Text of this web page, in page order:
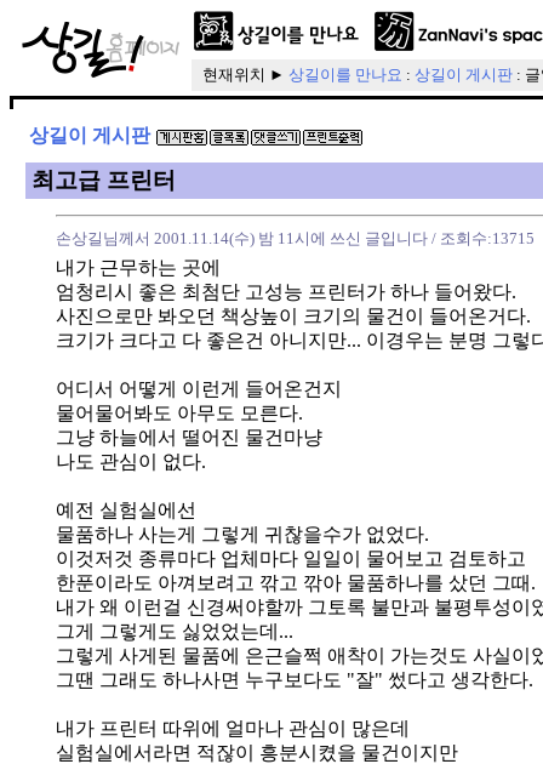
현재위치 ► 상길이를 만나요 : 상길이 게시판 :
상길이 게시판
최고급 프린터
손상길님께서 2001.11.14(수) 밤 11시에 쓰신 글입니다 / 조회수:13715
내가 근무하는 곳에
엄청리시 좋은 최첨단 고성능 프린터가 하나 들어왔다.
사진으로만 봐오던 책상높이 크기의 물건이 들어온거다.
크기가 크다고 다 좋은건 아니지만... 이경우는 분명 그렇
어디서 어떻게 이런게 들어온건지
물어물어봐도 아무도 모른다.
그냥 하늘에서 떨어진 물건마냥
나도 관심이 없다.
예전 실험실에선
물품하나 사는게 그렇게 귀찮을수가 없었다.
이것저것 종류마다 업체마다 일일이 물어보고 검토하고
한푼이라도 아껴보려고 깎고 깎아 물품하나를 샀던 그때.
내가 왜 이런걸 신경써야할까 그토록 불만과 불평투성이
그게 그렇게도 싫었었는데...
그렇게 사게된 물품에 은근슬쩍 애착이 가는것도 사실이
그땐 그래도 하나사면 누구보다도 "잘" 썼다고 생각한다.
내가 프린터 따위에 얼마나 관심이 많은데
실험실에서라면 적잖이 흥분시켰을 물건이지만